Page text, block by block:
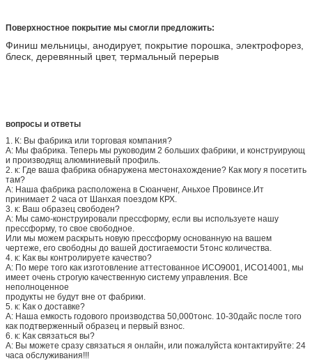
Поверхностное покрытие мы смогли предложить:
Финиш мельницы, анодирует, покрытие порошка, электрофорез,
блеск, деревянный цвет, термальный перерыв
вопросы и ответы
1. К: Вы фабрика или торговая компания?
А: Мы фабрика. Теперь мы руководим 2 больших фабрики, и конструирующ
и производящ алюминиевый профиль.
2. к: Где ваша фабрика обнаружена местонахождение? Как могу я посетить
там?
А: Наша фабрика расположена в Сюанченг, Аньхое Провинсе.Ит
принимает 2 часа от Шанхая поездом КРХ.
3. к: Ваш образец свободен?
А: Мы само-конструировали прессформу, если вы используете нашу
прессформу, то свое свободное.
Или мы можем раскрыть новую прессформу основанную на вашем
чертеже, его свободны до вашей достигаемости 5тонс количества.
4. к: Как вы контролируете качество?
А: По мере того как изготовление аттестованное ИСО9001, ИСО14001, мы
имеет очень строгую качественную систему управления. Все
неполноценное
продукты не будут вне от фабрики.
5. к: Как о доставке?
А: Наша емкость годового производства 50,000тонс. 10-30дайс после того
как подтверженный образец и первый взнос.
6. к: Как связаться вы?
А: Вы можете сразу связаться я онлайн, или пожалуйста контактируйте: 24
часа обслуживания!!!